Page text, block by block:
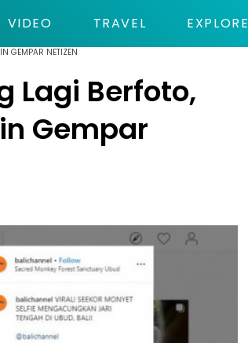
VIDEO TRAVEL EXPLORE
GEMPAR NETIZEN
Lagi Berfoto,
Gempar